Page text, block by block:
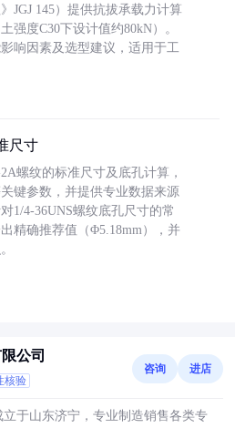
JGJ 145）提供抗拔承载力计算
强度C30下设计值约80kN）。
响因素及选型建议，适用于工
尺寸
螺纹的标准尺寸及底孔计算，
键参数，并提供专业数据来源
1/4-36UNS螺纹底孔尺寸的常
精确推荐值（Φ5.18mm），并
公司
核验
咨询 进店
于山东济宁，专业制造销售各类专